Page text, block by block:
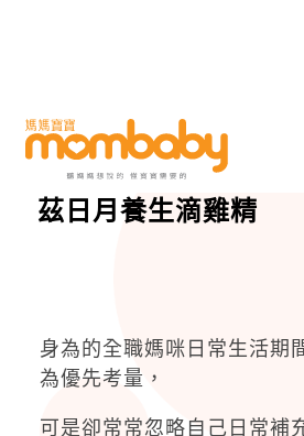
HOME 試用大隊
一家人一起補充體
茲日月養生滴雞精
身為的全職媽咪日常生活期
為優先考量，
可是卻常常忽略自己日常補